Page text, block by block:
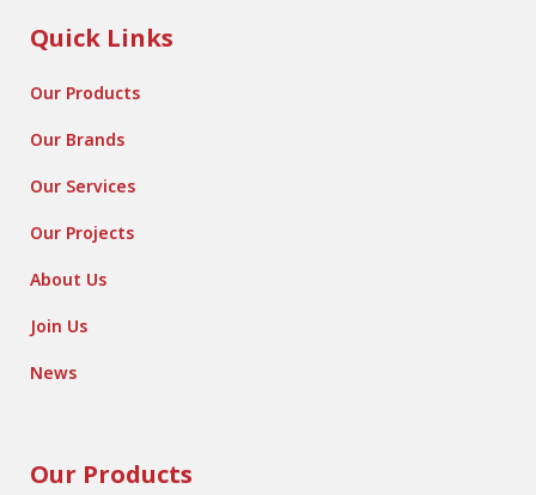
Quick Links
Our Products
Our Brands
Our Services
Our Projects
About Us
Join Us
News
Our Products